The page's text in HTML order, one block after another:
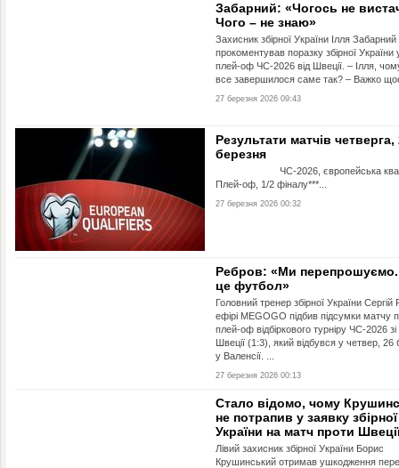
Забарний: «Чогось не
Чого – не знаю»
Захисник збірної України Ілля Забарний
прокоментував поразку збірної України
плей-оф ЧС-2026 від Швеції. – Ілля,
все завершилося саме так? – Важко
27 березня 2026 09:43
Результати матчів четверга,
березня
ЧС-2026, європейська
Плей-оф, 1/2 фіналу***...
27 березня 2026 00:32
Ребров: «Ми
це футбол»
Головний тренер збірної України Сергій
ефірі MEGOGO підбив підсумки матчу
плей-оф відбіркового турніру ЧС-2026 зі
Швеції (1:3), який відбувся у четвер, 26
у Валенсії. ...
27 березня 2026 00:13
Стало відомо, чому
не потрапив у заявку збірної
України на матч проти
Лівий захисник збірної України Борис
Крушинський отримав ушкодження